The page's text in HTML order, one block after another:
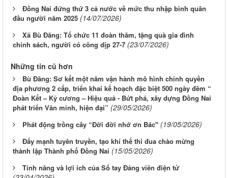
Đồng Nai đứng thứ 3 cả nước về mức thu nhập bình quân
đầu người năm 2025 (14/07/2026)
Xã Bù Đăng: Tổ chức 11 đoàn thăm, tặng quà gia đình
chính sách, người có công dịp 27-7 (23/07/2026)
Những tin cũ hơn
Bù Đăng: Sơ kết một năm vận hành mô hình chính quyền
địa phương 2 cấp, triển khai kế hoạch đặc biệt 500 ngày đêm “
Đoàn Kết – Kỷ cương – Hiệu quả - Bứt phá, xây dựng Đồng Nai
phát triển Văn minh, hiện đại” (29/05/2026)
Phát động trồng cây “Đời đời nhớ ơn Bác" (19/05/2026)
Đẩy mạnh tuyên truyền, tạo khí thế thi đua chào mừng
thành lập Thành phố Đồng Nai (15/05/2026)
Tính năng và lợi ích của Sổ tay Đảng viên điện tử